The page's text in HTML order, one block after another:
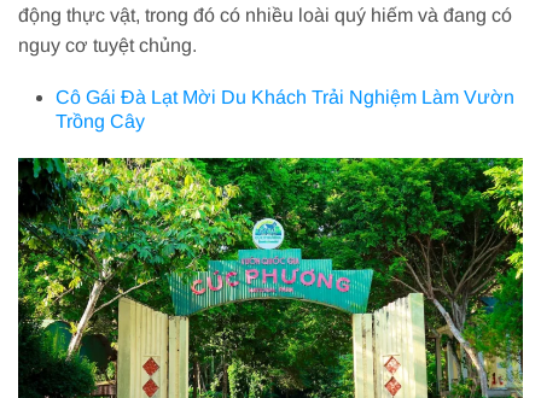
động thực vật, trong đó có nhiều loài quý hiếm và đang có
nguy cơ tuyệt chủng.
Cô Gái Đà Lạt Mời Du Khách Trải Nghiệm Làm Vườn
Trồng Cây